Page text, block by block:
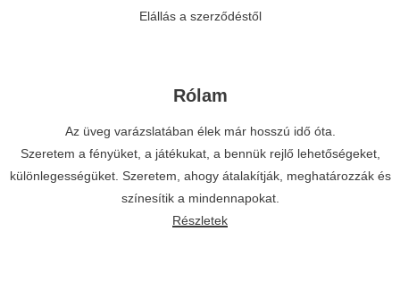
Elállás a szerződéstől
Rólam
Az üveg varázslatában élek már hosszú idő óta.
Szeretem a fényüket, a játékukat, a bennük rejlő lehetőségeket,
különlegességüket. Szeretem, ahogy átalakítják, meghatározzák és
színesítik a mindennapokat.
Részletek